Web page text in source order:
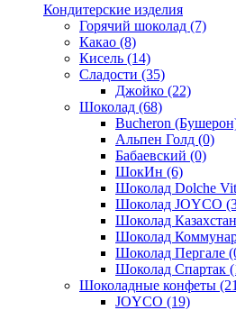
Кондитерские изделия
Горячий шоколад (7)
Какао (8)
Кисель (14)
Сладости (35)
Джойко (22)
Шоколад (68)
Bucheron
Альпен Голд (0)
Бабаевский (0)
ШокИн (6)
Шоколад Dolche
Шоколад JOYCO
Шоколад Казахстан
Шоколад
Шоколад Пергале
Шоколад Спартак
Шоколадные конфеты
JOYCO (19)